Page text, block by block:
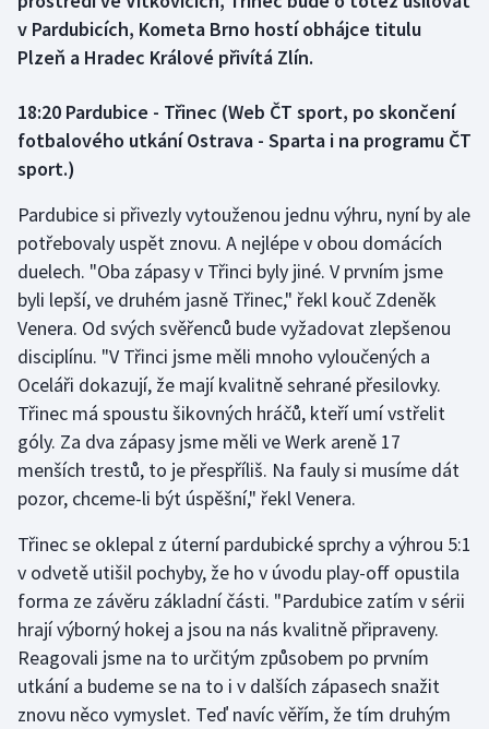
Florbal
Golf
Gymnastika
Házená
Jezdectví
Judo
Krasobruslení
Lezení
Lyže a snowboard
Moderní pětiboj
Motorsport
Olympijské hry
Parasport
v Pardubicích, Kometa Brno hostí obhájce titulu
Plzeň a Hradec Králové přivítá Zlín.
18:20 Pardubice - Třinec (Web ČT sport, po skončení
fotbalového utkání Ostrava - Sparta i na programu ČT
sport.)
Pardubice si přivezly vytouženou jednu výhru, nyní by ale
potřebovaly uspět znovu. A nejlépe v obou domácích
duelech. "Oba zápasy v Třinci byly jiné. V prvním jsme
byli lepší, ve druhém jasně Třinec," řekl kouč Zdeněk
Venera. Od svých svěřenců bude vyžadovat zlepšenou
disciplínu. "V Třinci jsme měli mnoho vyloučených a
Oceláři dokazují, že mají kvalitně sehrané přesilovky.
Třinec má spoustu šikovných hráčů, kteří umí vstřelit
góly. Za dva zápasy jsme měli ve Werk areně 17
menších trestů, to je přespříliš. Na fauly si musíme dát
pozor, chceme-li být úspěšní," řekl Venera.
Třinec se oklepal z úterní pardubické sprchy a výhrou 5:1
v odvetě utišil pochyby, že ho v úvodu play-off opustila
forma ze závěru základní části. "Pardubice zatím v sérii
hrají výborný hokej a jsou na nás kvalitně připraveny.
Reagovali jsme na to určitým způsobem po prvním
utkání a budeme se na to i v dalších zápasech snažit
znovu něco vymyslet. Teď navíc věřím, že tím druhým